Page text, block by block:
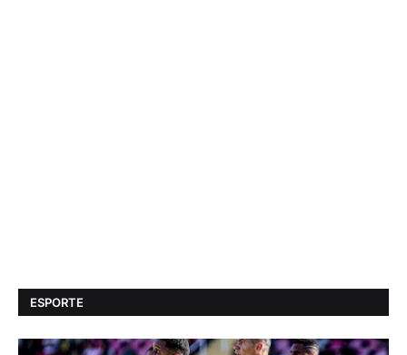
ESPORTE